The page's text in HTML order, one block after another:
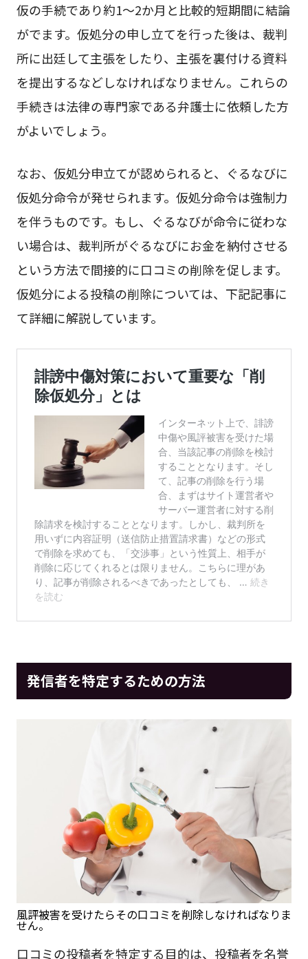
仮の手続であり約1～2か月と比較的短期間に結論
がでます。仮処分の申し立てを行った後は、裁判
所に出廷して主張をしたり、主張を裏付ける資料
を提出するなどしなければなりません。これらの
手続きは法律の専門家である弁護士に依頼した方
がよいでしょう。
なお、仮処分申立てが認められると、ぐるなびに
仮処分命令が発せられます。仮処分命令は強制力
を伴うものです。もし、ぐるなびが命令に従わな
い場合は、裁判所がぐるなびにお金を納付させる
という方法で間接的に口コミの削除を促します。
仮処分による投稿の削除については、下記記事に
て詳細に解説しています。
発信者を特定するための方法
風評被害を受けたらその口コミを削除しなければなりま
せん。
口コミの投稿者を特定する目的は、投稿者を名誉